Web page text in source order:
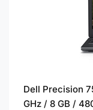
Dell Precision
GHz / 8 GB /